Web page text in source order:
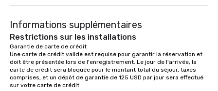
Informations supplémentaires
Restrictions sur les installations
Garantie de carte de crédit
Une carte de crédit valide est requise pour garantir la réservation et
doit être présentée lors de l'enregistrement. Le jour de l'arrivée, la
carte de crédit sera bloquée pour le montant total du séjour, taxes
comprises, et un dépôt de garantie de 125 USD par jour sera effectué
sur votre carte de crédit.